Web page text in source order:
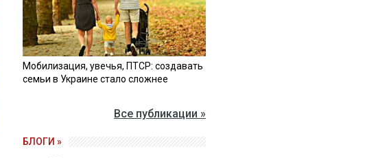
Мобилизация, увечья, ПТСР: создавать
семьи в Украине стало сложнее
Все публикации »
БЛОГИ »